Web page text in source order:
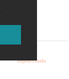
Bejelentkezés